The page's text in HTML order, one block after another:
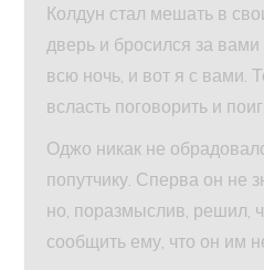
Колдун стал мешать в
дверь и бросился за
всю ночь, и вот я с вами.
всласть поговорить и
Оджо никак не
попутчику. Сперва он не
но, поразмыслив, решил,
сообщить ему, что он им